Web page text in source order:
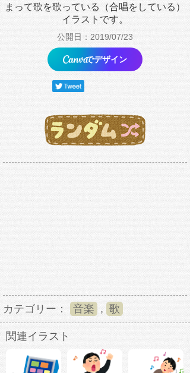
まって歌を歌っている（合唱をしている）
イラストです。
公開日：2019/07/23
でデザイン
カテゴリー： 音楽 , 歌
関連イラスト